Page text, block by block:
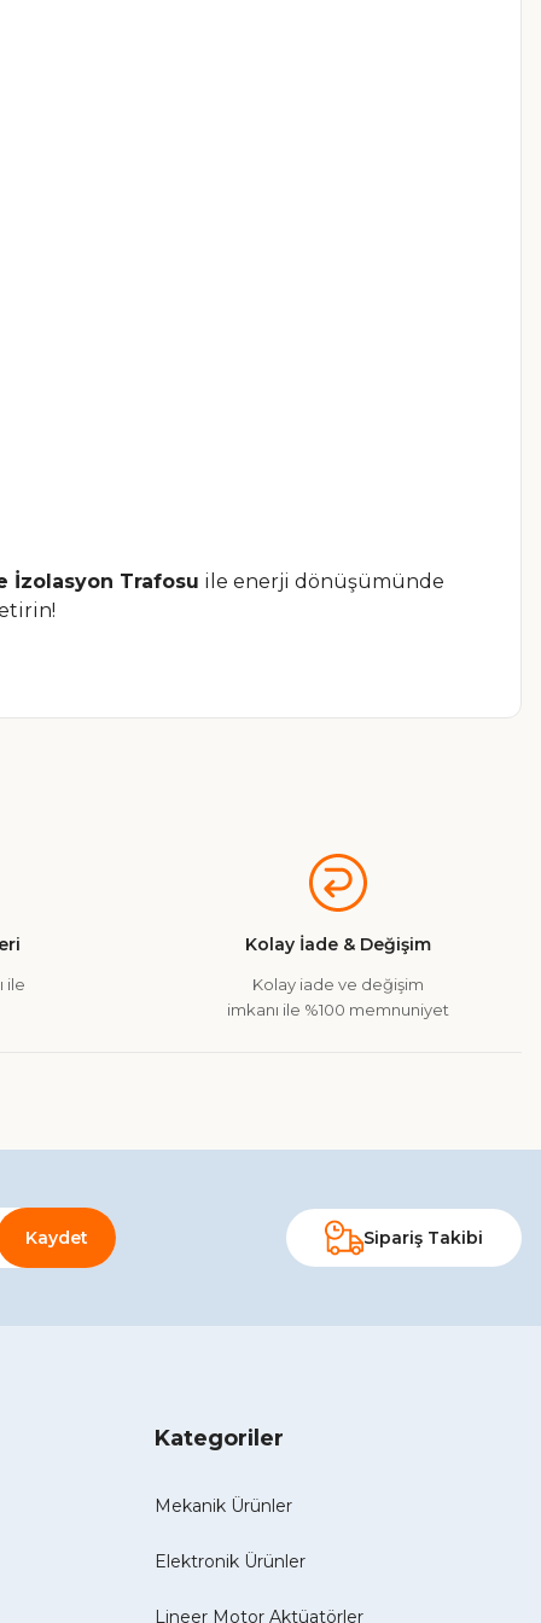
İzolasyon Trafosu ile enerji dönüşümünde
ile
Kolay İade & Değişim
Kolay iade ve değişim
imkanı ile %100 memnuniyet
Kaydet Sipariş Takibi
Kategoriler
Mekanik Ürünler
Elektronik Ürünler
Lineer Motor Aktüatörler